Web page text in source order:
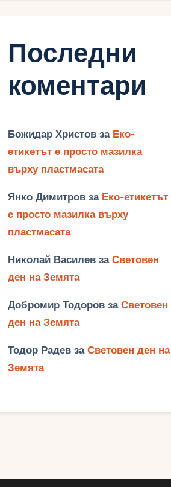
Последни
коментари
Божидар Христов за Еко-
етикетът е просто мазилка
върху пластмасата
Янко Димитров за Еко-етикетът
е просто мазилка върху
пластмасата
Николай Василев заСветовен
ден на Земята
Добромир Тодоров заСветовен
ден на Земята
Тодор Радев заСветовен ден на
Земята